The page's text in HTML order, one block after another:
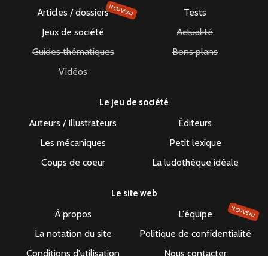
Articles / dossiersNOUVEAU
Tests
Jeux de société
Actualité
Guides thématiques
Bons plans
Vidéos
Le jeu de société
Auteurs / Illustrateurs
Éditeurs
Les mécaniques
Petit lexique
Coups de coeur
La ludothèque idéale
Le site web
À propos L'équipe NOUVEAU
La notation du site
Politique de confidentialité
Conditions d'utilisation
Nous contacter